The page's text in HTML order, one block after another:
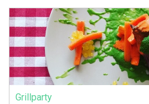
Grillparty